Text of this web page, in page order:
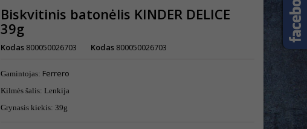
Biskvitinis batonėlis KINDER DELICE
39g
Kodas 800050026703 Kodas 800050026703
Gamintojas: Ferrero
Kilmės šalis: Lenkija
Grynasis kiekis: 39g